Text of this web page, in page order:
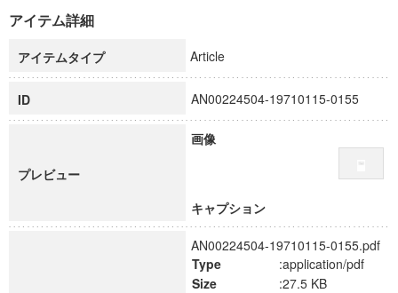
科学研究費補助金研究成果報告書
慶應義塾大学グローバルCOEプログラム市民社会ガバナンス
慶應義塾大学グローバルCOEプログラム論理と感性の先端的
博士課程教育リーディングプログラム「超成熟社会発展のサ
学術雑誌掲載論文等(8)
アイテム詳細
アイテムタイプ Article
ID AN00224504-19710115-0155
プレビュー
画像
キャプション
AN00224504-19710115-0155.pdf
Type
:application/pdf
Size
:27.5 KB